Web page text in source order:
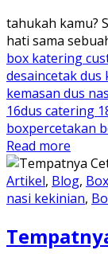
tahukah kamu?
hati sama
box katering
desaincetak dus
kemasan dus
16dus catering
boxpercetakan
Read more
Artikel, Blog,
nasi kekinian,